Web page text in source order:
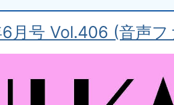
月号 Vol.406 (音声フ